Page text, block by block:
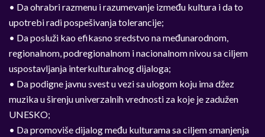
• Da ohrabri razmenu i razumevanje između kultura i da to
upotrebi radi pospešivanja tolerancije;
• Da posluži kao efikasno sredstvo na međunarodnom,
regionalnom, podregionalnom i nacionalnom nivou sa ciljem
uspostavljanja interkulturalnog dijaloga;
• Da podigne javnu svest u vezi sa ulogom koju ima džez
muzika u širenju univerzalnih vrednosti za koje je zadužen
UNESKO;
• Da promoviše dijalog među kulturama sa ciljem smanjenja